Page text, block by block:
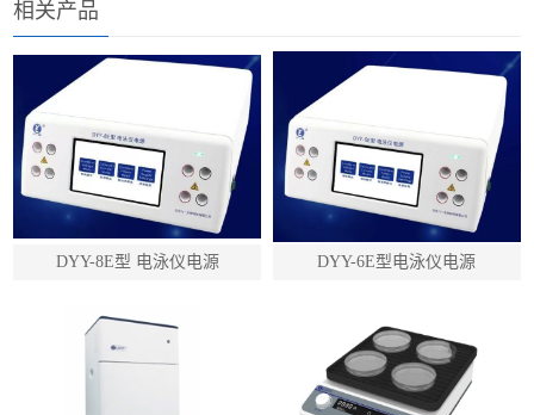
相关产品
DYY-8E型 电泳仪电源 DYY-6E型电泳仪电源